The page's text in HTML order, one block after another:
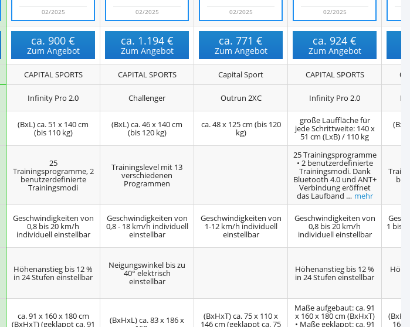
02/2025 02/2025 02/2025 02/2025
ca. 900 €
Zum Angebot
ca. 1.194 €
Zum Angebot
ca.771 €
Zum Angebot
ca. 924 €
Zum Angebot
CAPITAL SPORTS CAPITAL SPORTS Capital Sport CAPITAL SPORTS
Infinity Pro 2.0 Challenger Outrun 2XC Infinity Pro 2.0
(BxL) ca. 51 x 140 cm
(bis 110 kg)
(BxL) ca. 46 x 140 cm
(bis 120 kg)
ca. 48 x 125 cm (bis 120
kg)
große Lauffläche für
jede Schrittweite: 140 x
51 cm (LxB) / 110 kg
25
Trainingsprogramme, 2
benutzerdefinierte
Trainingsmodi
Trainingslevel mit 13
verschiedenen
Programmen
25 Trainingsprogramme
• 2 benutzerdefinierte
Trainingsmodi. Dank
Bluetooth 4.0 und ANT+
Verbindung eröffnet
das Laufband … mehr
Geschwindigkeiten von
0,8 bis 20 km/h
individuell einstellbar
Geschwindigkeiten von
0,8 - 18 km/h individuell
einstellbar
Geschwindigkeiten von
1-12 km/h individuell
einstellbar
Geschwindigkeiten von
0,8 bis 20 km/h
individuell einstellbar
1 bis
Höhenanstieg bis 12 %
in 24 Stufen einstellbar
Neigungswinkel bis zu
40° elektrisch
einstellbar
Höhenanstieg bis 12 %
in 24 Stufen einstellbar
ca. 91 x 160 x 180 cm
(BxHxT) (geklappt ca. 91 (BxHxL) ca. 83 x 186 x (BxHxT) ca. 75 x 110 x
146 cm (geklappt ca. 75
Maße aufgebaut: ca. 91
x 160 x 180 cm (BxHxT)
• Maße geklappt: ca. 91 160